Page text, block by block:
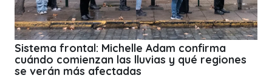
Sistema frontal: Michelle Adam confirma
cuándo comienzan las lluvias y qué regiones
se verán más afectadas